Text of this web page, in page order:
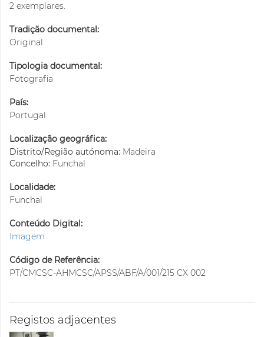
2 exemplares.
Tradição documental:
Original
Tipologia documental:
Fotografia
País:
Portugal
Localização geográfica:
Distrito/Região autónoma: Madeira
Concelho: Funchal
Localidade:
Funchal
Conteúdo Digital:
Imagem
Código de Referência:
PT/CMCSC-AHMCSC/APSS/ABF/A/001/215 CX 002
Registos adjacentes